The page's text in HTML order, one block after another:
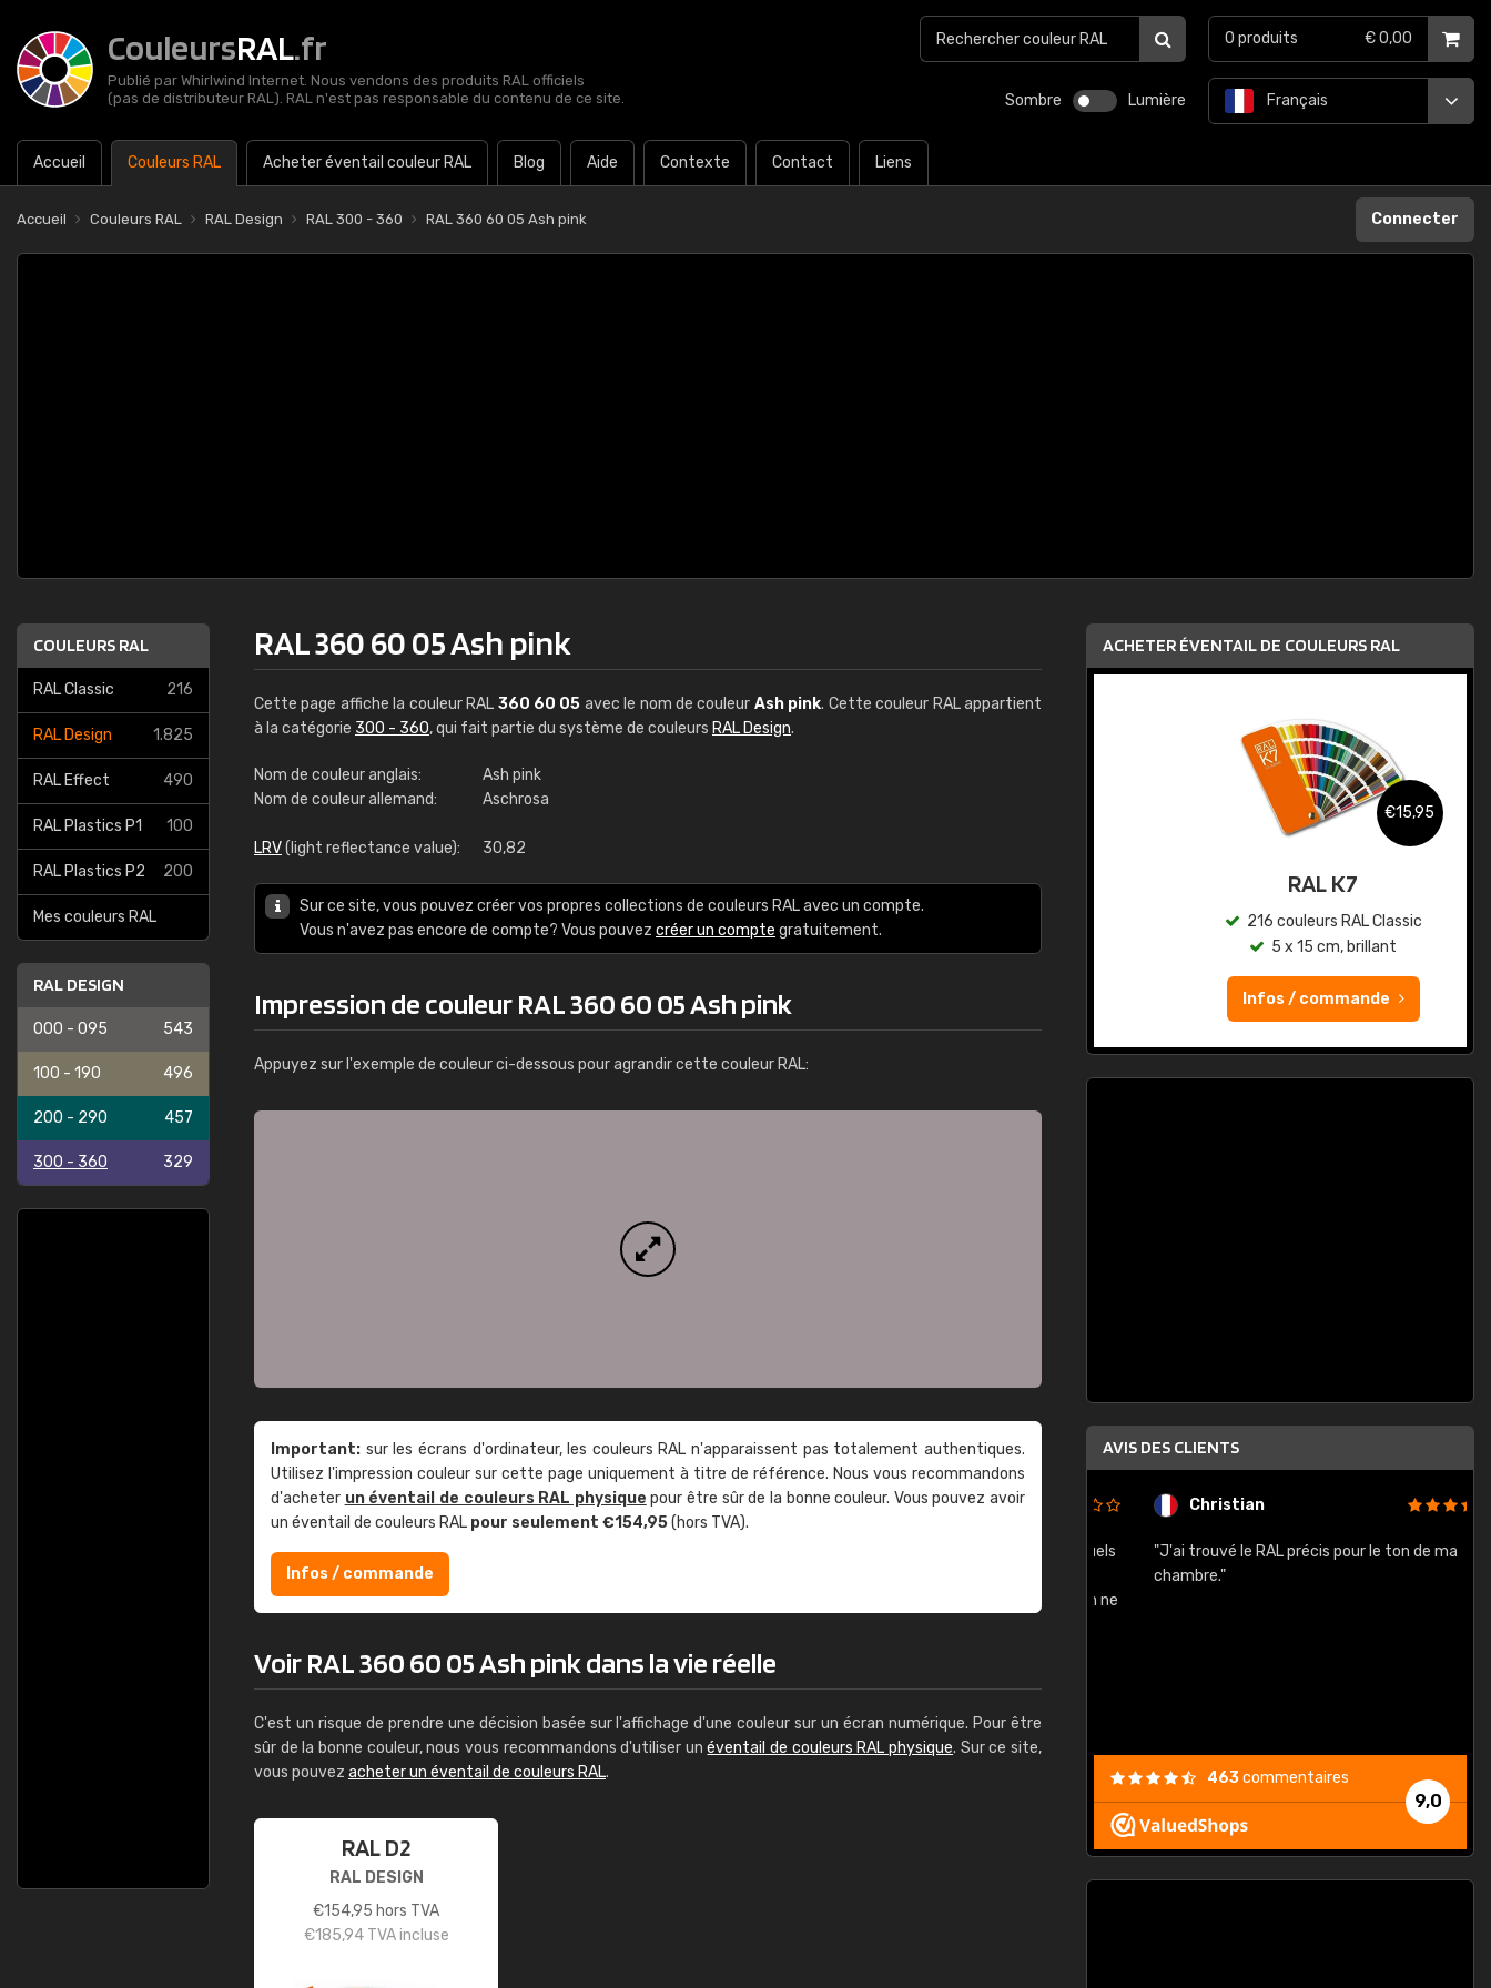
CouleursRAL.fr
Publié par Whirlwind Internet. Nous vendons des produits RAL officiels
(pas de distributeur RAL). RAL n'est pas responsable du contenu de ce site.
Sombre Lumière
Accueil Couleurs RAL Acheter éventail couleur RAL Blog Aide Contexte Contact Liens
Français
0 produits € 0,00
Accueil Couleurs RAL RAL Design RAL 300 - 360 RAL 360 60 05 Ash pink Connecter
COULEURS RAL
RAL Classic 216
RAL Design 1.825
RAL Effect 490
RAL Plastics P1 100
RAL Plastics P2 200
Mes couleurs RAL
RAL DESIGN
000 - 095 543
100 - 190 496
200 - 290 457
300 - 360 329
RAL 360 60 05 Ash pink
Cette page affiche la couleur RAL 360 60 05 avec le nom de couleur Ash pink. Cette couleur RAL appartient
à la catégorie 300 - 360, qui fait partie du système de couleurs RAL Design.
Nom de couleur anglais:
Ash pink
Nom de couleur allemand:
Aschrosa
LRV(light reflectance value): 30,82
Sur ce site, vous pouvez créer vos propres collections de couleurs RAL avec un compte.
Vous n'avez pas encore de compte? Vous pouvez créer un compte gratuitement.
Impression de couleur RAL 360 60 05 Ash pink
Appuyez sur l'exemple de couleur ci-dessous pour agrandir cette couleur RAL:
Important: sur les écrans d'ordinateur, les couleurs RAL n'apparaissent pas totalement authentiques.
Utilisez l'impression couleur sur cette page uniquement à titre de référence. Nous vous recommandons
d'acheter un éventail de couleurs RAL physique pour être sûr de la bonne couleur. Vous pouvez avoir
un éventail de couleurs RAL pour seulement €154,95(hors TVA).
Infos / commande
Voir RAL 360 60 05 Ash pink dans la vie réelle
C'est un risque de prendre une décision basée sur l'affichage d'une couleur sur un écran numérique. Pour être
sûr de la bonne couleur, nous vous recommandons d'utiliser unéventail de couleurs RAL physique. Sur ce site,
vous pouvez acheter un éventail de couleurs RAL.
RAL D2
RAL DESIGN
€154,95 hors TVA
€185,94TVA incluse
ACHETER ÉVENTAIL DE COULEURS RAL
RAL K7 à base d'eau
216 couleurs RAL Classic
€15,95
RAL K7
216 couleurs RAL Classic
5 x 15 cm, brillant
Infos / commande
AVIS DES CLIENTS
Guillaume Euvrard Christian
"J'ai trouvé le RAL précis pour le ton de ma
chambre."
9,0
463commentaires